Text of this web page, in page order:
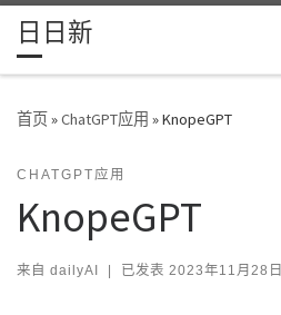
Skip to content
日日新
首页»ChatGPT应用 »KnopeGPT
CHATGPT应用
KnopeGPT
来自 dailyAI | 已发表 2023年11月28日